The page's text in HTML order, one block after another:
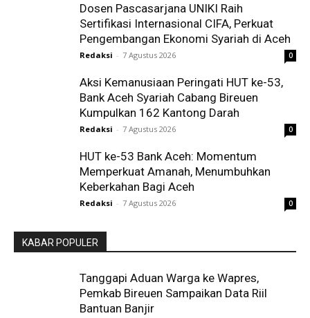
Dosen Pascasarjana UNIKI Raih
Sertifikasi Internasional CIFA, Perkuat
Pengembangan Ekonomi Syariah di Aceh
Redaksi - 7 Agustus 2026 0
Aksi Kemanusiaan Peringati HUT ke-53,
Bank Aceh Syariah Cabang Bireuen
Kumpulkan 162 Kantong Darah
Redaksi - 7 Agustus 2026 0
HUT ke-53 Bank Aceh: Momentum
Memperkuat Amanah, Menumbuhkan
Keberkahan Bagi Aceh
Redaksi - 7 Agustus 2026 0
KABAR POPULER
Tanggapi Aduan Warga ke Wapres,
Pemkab Bireuen Sampaikan Data Riil
Bantuan Banjir